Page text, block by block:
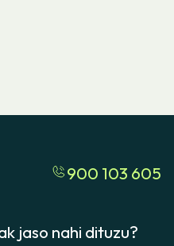
900 103 605
jaso nahi dituzu?